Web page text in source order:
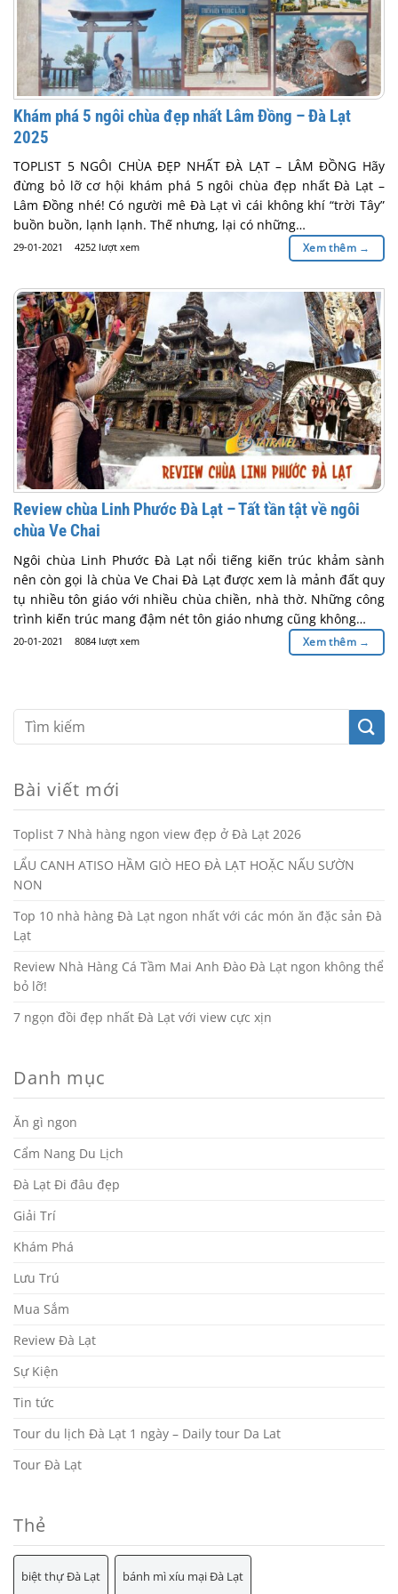
Khám phá 5 ngôi chùa đẹp nhất Lâm Đồng – Đà Lạt
2025
TOPLIST 5 NGÔI CHÙA ĐẸP NHẤT ĐÀ LẠT – LÂM ĐỒNG Hãy
đừng bỏ lỡ cơ hội khám phá 5 ngôi chùa đẹp nhất Đà Lạt –
Lâm Đồng nhé! Có người mê Đà Lạt vì cái không khí “trời Tây”
buồn buồn, lạnh lạnh. Thế nhưng, lại có những…
29-01-2021 4252 lượt xem Xem thêm →
Review chùa Linh Phước Đà Lạt – Tất tần tật về ngôi
chùa Ve Chai
Ngôi chùa Linh Phước Đà Lạt nổi tiếng kiến trúc khảm sành
nên còn gọi là chùa Ve Chai Đà Lạt được xem là mảnh đất quy
tụ nhiều tôn giáo với nhiều chùa chiền, nhà thờ. Những công
trình kiến trúc mang đậm nét tôn giáo nhưng cũng không…
20-01-2021 8084 lượt xem Xem thêm →
Bài viết mới
Toplist 7 Nhà hàng ngon view đẹp ở Đà Lạt 2026
LẨU CANH ATISO HẦM GIÒ HEO ĐÀ LẠT HOẶC NẤU SƯỜN
NON
Top 10 nhà hàng Đà Lạt ngon nhất với các món ăn đặc sản Đà
Lạt
Review Nhà Hàng Cá Tầm Mai Anh Đào Đà Lạt ngon không thể
bỏ lỡ!
7 ngọn đồi đẹp nhất Đà Lạt với view cực xịn
Danh mục
Ăn gì ngon
Cẩm Nang Du Lịch
Đà Lạt Đi đâu đẹp
Giải Trí
Khám Phá
Lưu Trú
Mua Sắm
Review Đà Lạt
Sự Kiện
Tin tức
Tour du lịch Đà Lạt 1 ngày – Daily tour Da Lat
Tour Đà Lạt
Thẻ
biệt thự Đà Lạt bánh mì xíu mại Đà Lạt